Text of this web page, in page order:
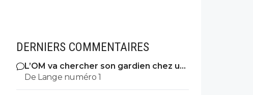
DERNIERS COMMENTAIRES
L’OM va chercher son gardien chez un
grand d’Europe
De Lange numéro 1